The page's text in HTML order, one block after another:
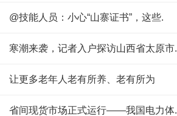
@技能人员：小心“山寨证书”，这些.
寒潮来袭，记者入户探访山西省太原市.
让更多老年人老有所养、老有所为
省间现货市场正式运行——我国电力体.